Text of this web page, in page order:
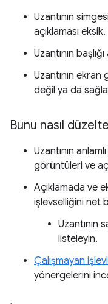
Uzantının
açıklaması eksik.
Uzantının
Uzantının ekran
değil ya da
Bunu nasıl
Uzantının
görüntüleri ve
Açıklamada ve
işlevselliğini net
Uzantının
listeleyin.
Çalışmayan
yönergelerini